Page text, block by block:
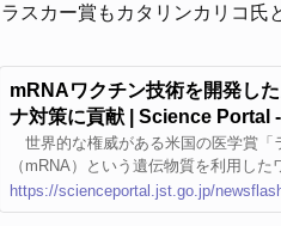
ラスカー賞もカタリンカリコ氏
mRNAワクチン技術を開発し
ナ対策に貢献 | Science Portal
ポータル」
世界的な権威がある米国の医学賞「
（mRNA）という遺伝物質を利用し
感染症（COVID-19）対策に大
https://scienceportal.jst.go.jp/